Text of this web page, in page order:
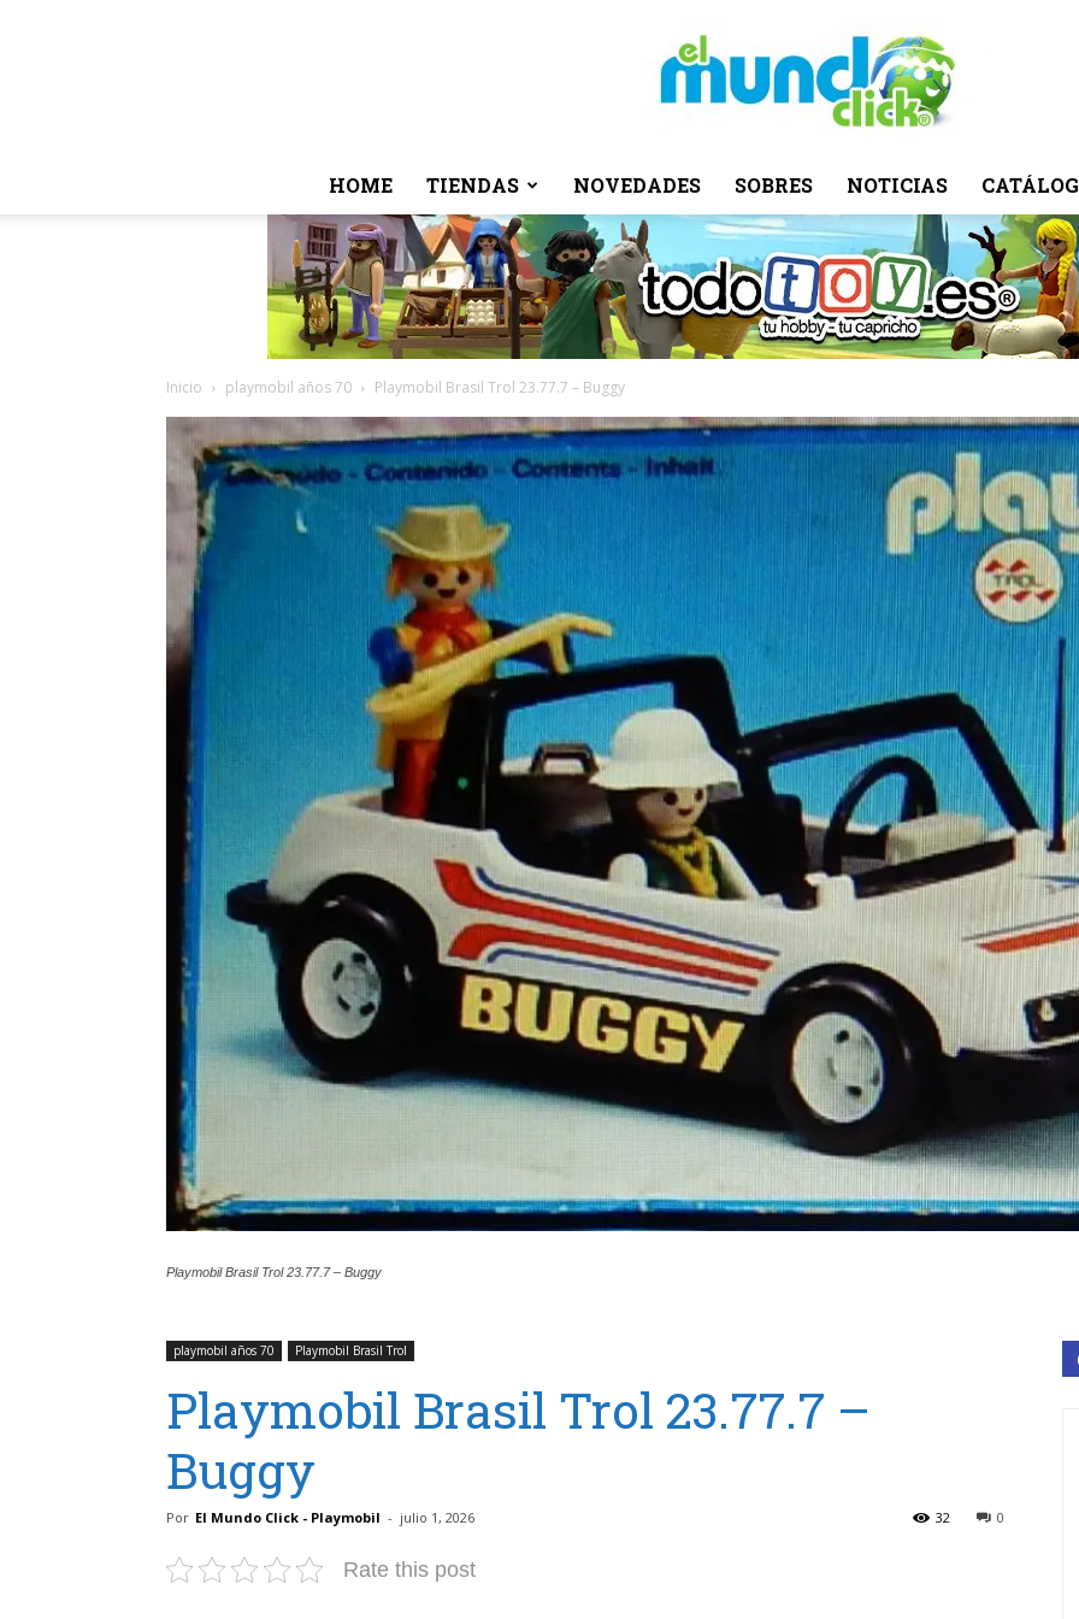
El
Click
HOME TIENDAS NOVEDADES SOBRES NOTICIAS
Inicio playmobil años 70 Playmobil Brasil Trol 23.77.7 – Buggy
Playmobil Brasil Trol 23.77.7 – Buggy
playmobil años 70 Playmobil Brasil Trol
Playmobil Brasil Trol 23.77.7 –
Buggy
Por El Mundo Click - Playmobil - julio 1, 2026 0
32
Rate this post